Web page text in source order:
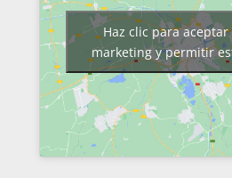
Haz clic para aceptar
marketing y permitir